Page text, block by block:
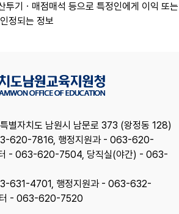
투기ㆍ매점매석 등으로 특정인에게 이익 또
정되는 정보
별자치도 남원시 남문로 373 (왕정동 128)
620-7816, 행정지원과 - 063-620-
터 - 063-620-7504, 당직실(야간) - 063-
631-4701, 행정지원과 - 063-632-
터 - 063-620-7520